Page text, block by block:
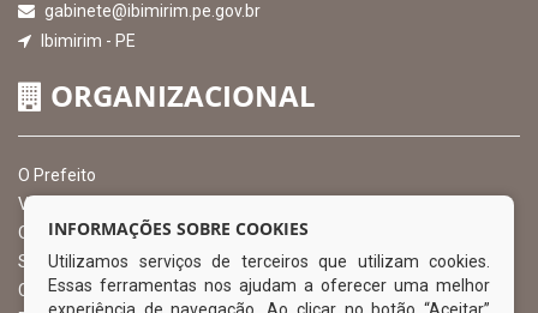
gabinete@ibimirim.pe.gov.br
Ibimirim - PE
ORGANIZACIONAL
O Prefeito
Vice Prefeito
Ouvidoria Municipal
Serviço de Informação ao Cidadão – SIC
Chefe de Gabinete
INFORMAÇÕES SOBRE COOKIES
Utilizamos serviços de terceiros que utilizam cookies.
Essas ferramentas nos ajudam a oferecer uma melhor